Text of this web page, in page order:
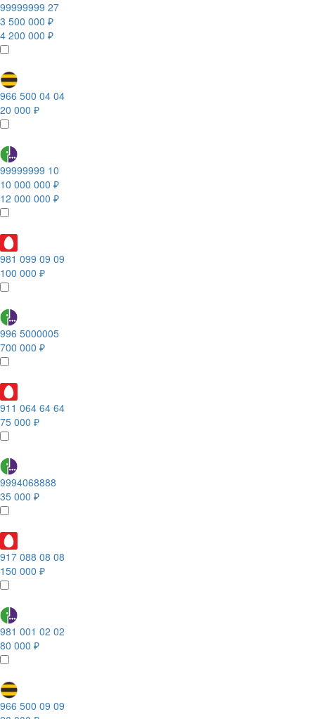
99999999 27
3 500 000 ₽
4 200 000 ₽
966 500 04 04
20 000 ₽
99999999 10
10 000 000 ₽
12 000 000 ₽
981 099 09 09
100 000 ₽
996 5000005
700 000 ₽
911 064 64 64
75 000 ₽
9994068888
35 000 ₽
917 088 08 08
150 000 ₽
981 001 02 02
80 000 ₽
966 500 09 09